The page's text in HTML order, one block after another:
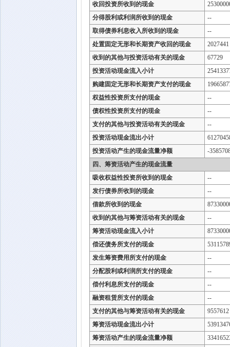
收回投资所收到的现金
分得股利或利润所收到的现金
--
取得债券利息收入所收到的现金
--
处置固定无形和长期资产收回的现金
2027441
收到的其他与投资活动有关的现金
67729
投资活动现金流入小计
购建固定无形和长期资产支付的现金
权益性投资所支付的现金
--
债权性投资所支付的现金
--
支付的其他与投资活动有关的现金
--
投资活动现金流出小计
投资活动产生的现金流量净额
-
四、筹资活动产生的现金流量
吸收权益性投资所收到的现金
--
发行债券所收到的现金
--
借款所收到的现金
收到的其他与筹资活动有关的现金
--
筹资活动现金流入小计
偿还债务所支付的现金
发生筹资费用所支付的现金
--
分配股利或利润所支付的现金
--
偿付利息所支付的现金
--
融资租赁所支付的现金
--
支付的其他与筹资活动有关的现金
9557612
筹资活动现金流出小计
筹资活动产生的现金流量净额